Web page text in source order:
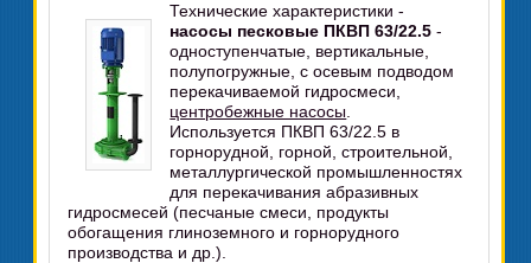
Технические характеристики -
насосы песковые ПКВП 63/22.5 -
одноступенчатые, вертикальные,
полупогружные, с осевым подводом
перекачиваемой гидросмеси,
центробежные насосы
Используется ПКВП 63/22.5 в
горнорудной, горной, строительной,
металлургической промышленностях
для перекачивания абразивных
гидросмесей (песчаные смеси, продукты
обогащения глиноземного и горнорудного
производства и др.).